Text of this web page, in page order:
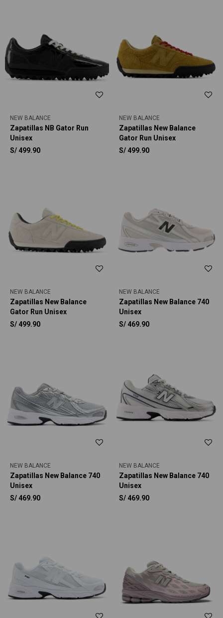
NEW BALANCE
Zapatillas NB Gator Run
Unisex
S/ 499.90
NEW BALANCE
Zapatillas New Balance
Gator Run Unisex
S/ 499.90
NEW BALANCE
Zapatillas New Balance
Gator Run Unisex
S/ 499.90
NEW BALANCE
Zapatillas New Balance 740
Unisex
S/ 469.90
NEW BALANCE
Zapatillas New Balance 740
Unisex
S/ 469.90
NEW BALANCE
Zapatillas New Balance 740
Unisex
S/ 469.90